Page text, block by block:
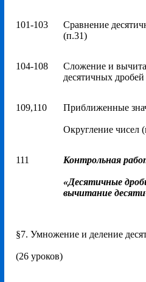
101-103
Сравнение
(п.31)
104-108
Сложение и
десятичных
109,110 Приближенные
Округление чисел
111 Контрольная
«Десятичные
вычитание
§7. Умножение и деление
(26 уроков)